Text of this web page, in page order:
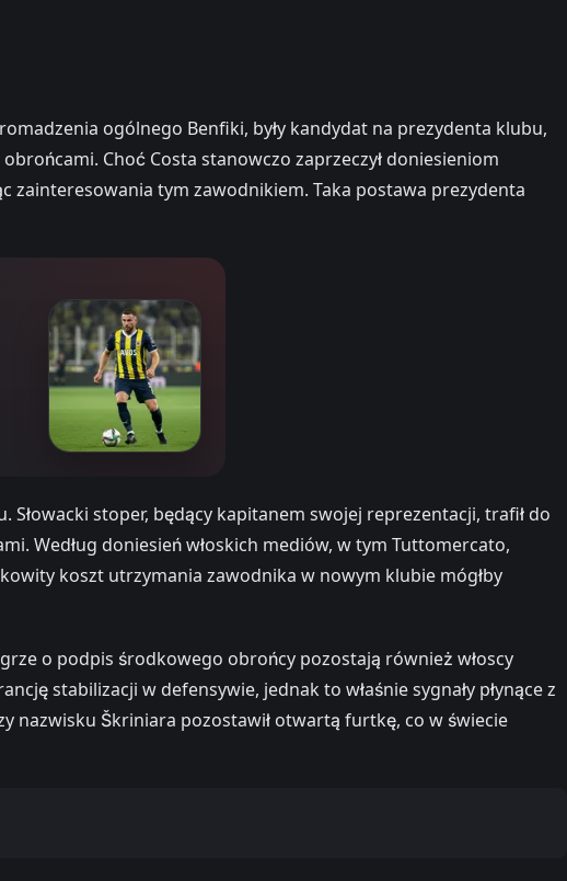
ogólnego Benfiki, były kandydat na prezydenta klubu,
Choć Costa stanowczo zaprzeczył doniesieniom
zainteresowania tym zawodnikiem. Taka postawa prezydenta
stoper, będący kapitanem swojej reprezentacji, trafił do
Według doniesień włoskich mediów, w tym Tuttomercato,
koszt utrzymania zawodnika w nowym klubie mógłby
o podpis środkowego obrońcy pozostają również włoscy
stabilizacji w defensywie, jednak to właśnie sygnały płynące z
nazwisku Škriniara pozostawił otwartą furtkę, co w świecie